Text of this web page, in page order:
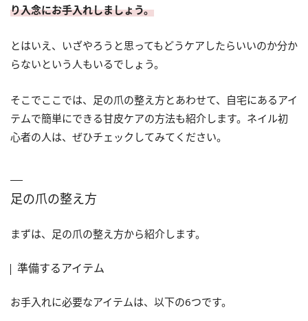
り入念にお手入れしましょう。
とはいえ、いざやろうと思ってもどうケアしたらいいのか分か
らないという人もいるでしょう。
そこでここでは、足の爪の整え方とあわせて、自宅にあるアイ
テムで簡単にできる甘皮ケアの方法も紹介します。ネイル初
心者の人は、ぜひチェックしてみてください。
足の爪の整え方
まずは、足の爪の整え方から紹介します。
準備するアイテム
お手入れに必要なアイテムは、以下の6つです。